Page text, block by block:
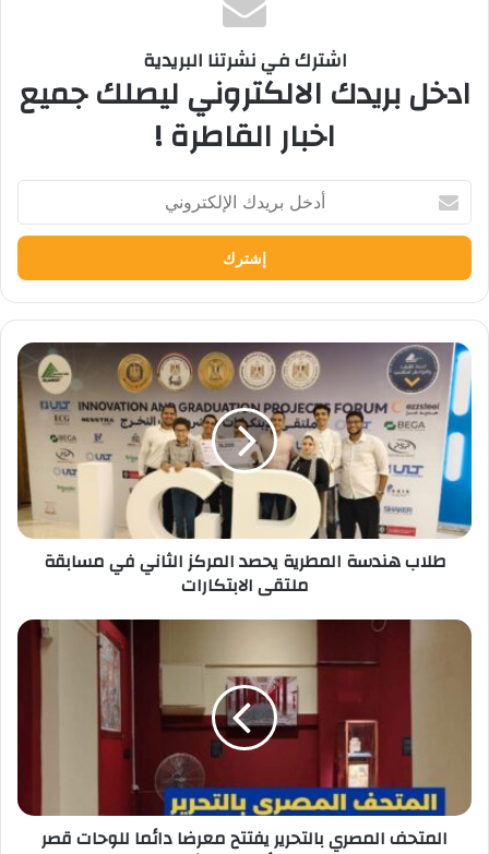
اشترك في نشرتنا البريدية
ادخل بريدك الالكتروني ليصلك جميع
اخبار القاطرة !
بريدك
الإلكتروني
طلاب
هندسة
المطرية
يحصد
المركز
الثاني
في
مسابقة
ملتقى
الابتكارات
طلاب هندسة المطرية يحصد المركز الثاني في مسابقة
ملتقى الابتكارات
المتحف
الملك
أمنحتبالمتحف المصري بالتحرير يفتتح معرضا دائما للوحات قصر